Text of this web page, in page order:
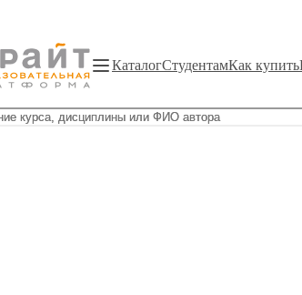
КаталогСтудентамКак купить